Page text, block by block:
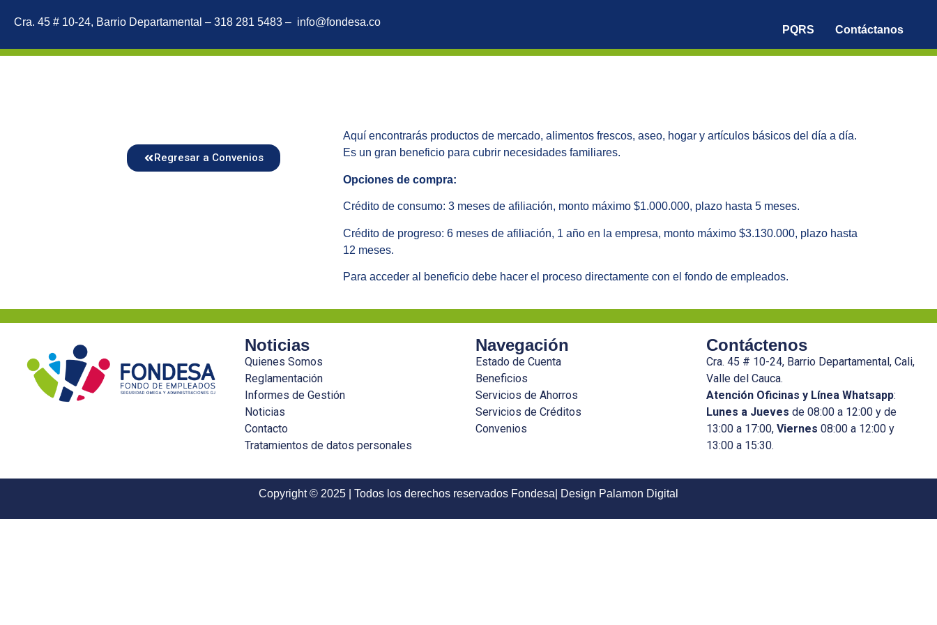
Cra. 45 # 10-24, Barrio Departamental – 318 281 5483 – info@fondesa.co
PQRS Contáctanos
Regresar a Convenios
Aquí encontrarás productos de mercado, alimentos frescos, aseo, hogar y artículos básicos del día a día.
Es un gran beneficio para cubrir necesidades familiares.
Opciones de compra:
Crédito de consumo: 3 meses de afiliación, monto máximo $1.000.000, plazo hasta 5 meses.
Crédito de progreso: 6 meses de afiliación, 1 año en la empresa, monto máximo $3.130.000, plazo hasta
12 meses.
Para acceder al beneficio debe hacer el proceso directamente con el fondo de empleados.
Noticias
Quienes Somos
Reglamentación
Informes de Gestión
Noticias
Contacto
Tratamientos de datos personales
Navegación
Estado de Cuenta
Beneficios
Servicios de Ahorros
Servicios de Créditos
Convenios
Contáctenos
Cra. 45 # 10-24, Barrio Departamental, Cali,
Valle del Cauca.
Atención Oficinas y Línea Whatsapp:
Lunes a Jueves de 08:00 a 12:00 y de
13:00 a 17:00, Viernes 08:00 a 12:00 y
13:00 a 15:30.
Copyright © 2025 | Todos los derechos reservados Fondesa| Design Palamon Digital